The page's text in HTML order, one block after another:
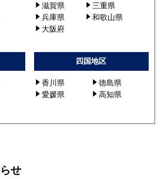
P280L7GVN
P280L6GVNB
P280L7GVNA
P280L7GVA
P280L7GVB
滋賀県
三重県
兵庫県
和歌山県
大阪府
四国地区
香川県
徳島県
愛媛県
高知県
せ